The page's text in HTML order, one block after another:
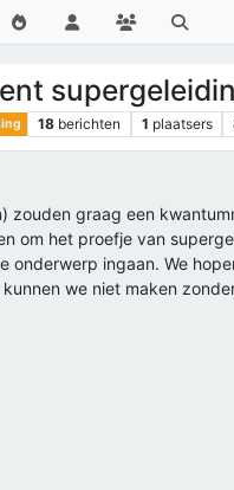
18 berichten 1 plaatsers
zouden graag een
om het proefje van
onderwerp ingaan. We
we niet maken